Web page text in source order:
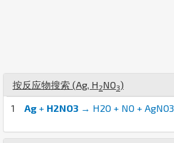
按反应物搜索 (Ag H 2NO3)
1 Ag + H2NO3 → H2O + NO + AgNO3